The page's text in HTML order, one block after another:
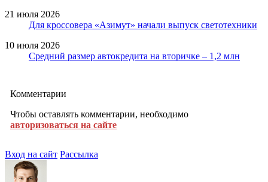
21 июля 2026
Для кроссовера «Азимут» начали выпуск светотехники
10 июля 2026
Средний размер автокредита на вторичке – 1,2 млн
Комментарии
Чтобы оставлять комментарии, необходимо
авторизоваться на сайте
Вход на сайт Рассылка